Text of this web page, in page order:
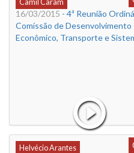
Camil Caram
16/03/2015 - 4ª Reunião
Comissão de Desenvolvimento
Econômico, Transporte e
Helvécio Arantes